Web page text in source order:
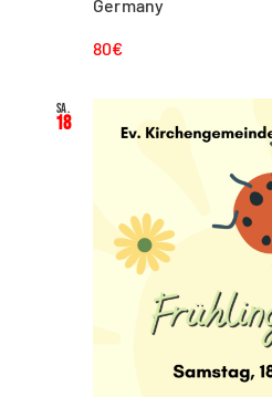
Germany
80€
Sa.
18